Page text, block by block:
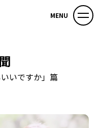
MENU
いですか」篇